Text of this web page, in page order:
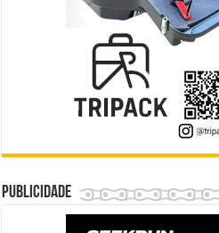
Publicidade